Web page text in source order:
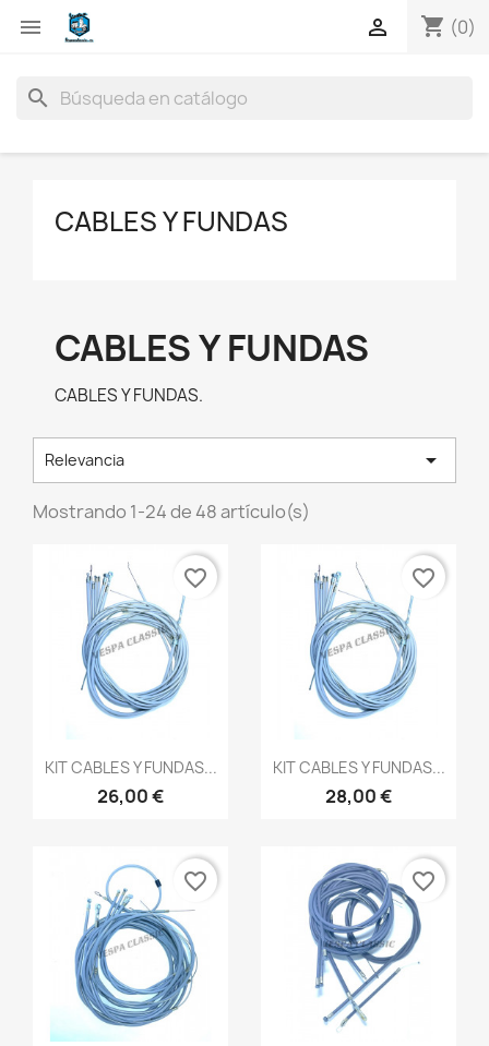
 shopping_cart (0)

search
CABLES Y FUNDAS
CABLES Y FUNDAS
CABLES Y FUNDAS.
Relevancia 
Mostrando 1-24 de 48 artículo(s)
Vista rápida
KIT CABLES Y FUNDAS...
26,00 €
favorite_border
Vista rápida
KIT CABLES Y FUNDAS...
28,00 €
favorite_border
favorite_border favorite_border